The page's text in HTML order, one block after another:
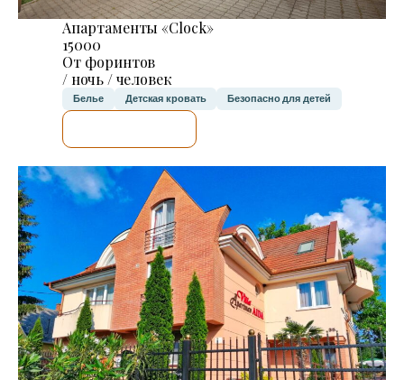
Апартаменты «Clock»
15000
От форинтов
/ ночь / человек
Белье Детская кровать Безопасно для детей